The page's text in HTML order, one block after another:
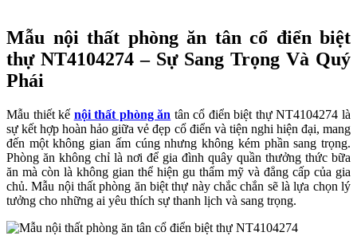
Mẫu nội thất phòng ăn tân cổ điển biệt
thự NT4104274 – Sự Sang Trọng Và Quý
Phái
Mẫu thiết kế nội thất phòng ăn tân cổ điển biệt thự NT4104274 là
sự kết hợp hoàn hảo giữa vẻ đẹp cổ điển và tiện nghi hiện đại, mang
đến một không gian ấm cúng nhưng không kém phần sang trọng.
Phòng ăn không chỉ là nơi để gia đình quây quần thưởng thức bữa
ăn mà còn là không gian thể hiện gu thẩm mỹ và đẳng cấp của gia
chủ. Mẫu nội thất phòng ăn biệt thự này chắc chắn sẽ là lựa chọn lý
tưởng cho những ai yêu thích sự thanh lịch và sang trọng.